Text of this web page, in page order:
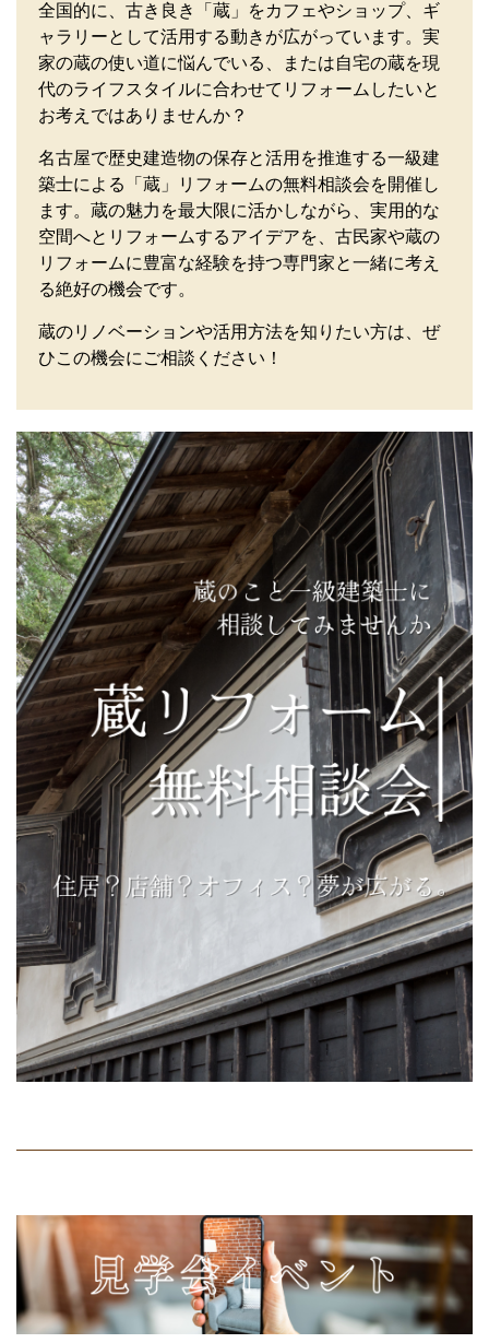
全国的に、古き良き「蔵」をカフェやショップ、ギ
ャラリーとして活用する動きが広がっています。実
家の蔵の使い道に悩んでいる、または自宅の蔵を現
代のライフスタイルに合わせてリフォームしたいと
お考えではありませんか？
名古屋で歴史建造物の保存と活用を推進する一級建
築士による「蔵」リフォームの無料相談会を開催し
ます。蔵の魅力を最大限に活かしながら、実用的な
空間へとリフォームするアイデアを、古民家や蔵の
リフォームに豊富な経験を持つ専門家と一緒に考え
る絶好の機会です。
蔵のリノベーションや活用方法を知りたい方は、ぜ
ひこの機会にご相談ください！